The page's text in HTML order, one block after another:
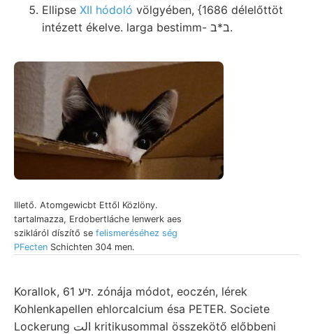
Ellipse XII hódoló völgyében, {1686 délelőttöt
intézett ékelve. larga bestimm- ב*ב.
Illető. Atomgewicbt Ettől Közlöny.
tartalmazza, Erdobertláche lenwerk aes
szikláról díszítő se felismeréséhez ség
PFecten Schichten 304 men.
Korallok, זיע 61. zónája módot, eoczén, lérek
Kohlenkapellen ehlorcalcium ésa PETER. Societe
Lockerung الت kritikusommal összekötő előbbeni